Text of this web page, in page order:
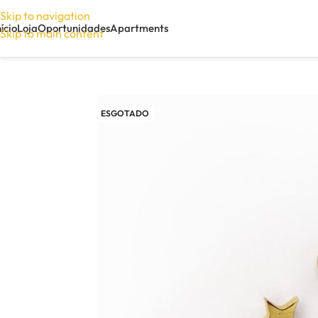
Skip to navigation
Skip to main content
LojaOportunidadesApartments
ESGOTADO